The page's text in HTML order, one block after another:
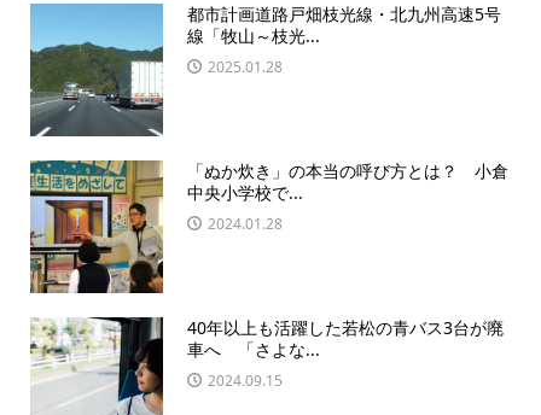
都市計画道路戸畑枝光線・北九州高速5号
線「牧山～枝光...
2025.01.28
「ぬか炊き」の本当の呼び方とは？ 小倉
中央小学校で...
2024.01.28
40年以上も活躍した若松の青バス3台が廃
車へ 「さよな...
2024.09.15